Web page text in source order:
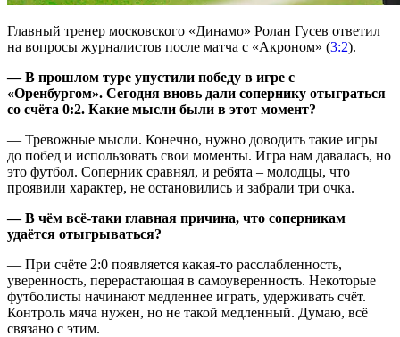
Главный тренер московского «Динамо» Ролан Гусев ответил
на вопросы журналистов после матча с «Акроном» (3:2).
— В прошлом туре упустили победу в игре с
«Оренбургом». Сегодня вновь дали сопернику отыграться
со счёта 0:2. Какие мысли были в этот момент?
— Тревожные мысли. Конечно, нужно доводить такие игры
до побед и использовать свои моменты. Игра нам давалась, но
это футбол. Соперник сравнял, и ребята – молодцы, что
проявили характер, не остановились и забрали три очка.
— В чём всё-таки главная причина, что соперникам
удаётся отыгрываться?
— При счёте 2:0 появляется какая-то расслабленность,
уверенность, перерастающая в самоуверенность. Некоторые
футболисты начинают медленнее играть, удерживать счёт.
Контроль мяча нужен, но не такой медленный. Думаю, всё
связано с этим.